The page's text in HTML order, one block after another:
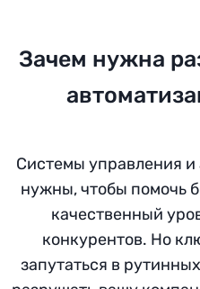
Зачем нужна
Системы управления и
нужны, чтобы помочь
качественный
конкурентов. Но
запутаться в